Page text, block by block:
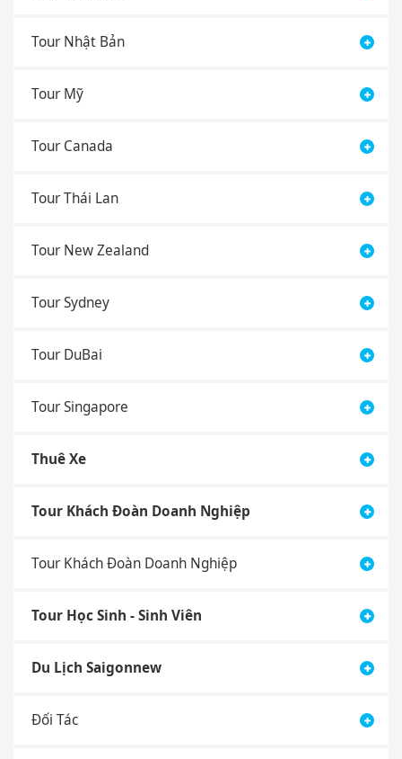
Tour Nhật Bản
Tour Mỹ
Tour Canada
Tour Thái Lan
Tour New Zealand
Tour Sydney
Tour DuBai
Tour Singapore
Thuê Xe
Tour Khách Đoàn Doanh Nghiệp
Tour Khách Đoàn Doanh Nghiệp
Tour Học Sinh - Sinh Viên
Du Lịch Saigonnew
Đối Tác